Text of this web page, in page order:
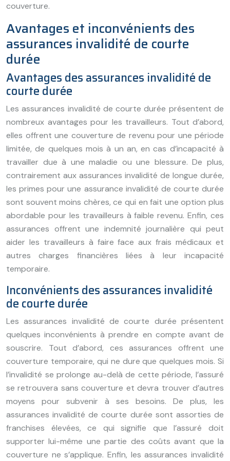
couverture.
Avantages et inconvénients des
assurances invalidité de courte
durée
Avantages des assurances invalidité de
courte durée
Les assurances invalidité de courte durée présentent de
nombreux avantages pour les travailleurs. Tout d’abord,
elles offrent une couverture de revenu pour une période
limitée, de quelques mois à un an, en cas d’incapacité à
travailler due à une maladie ou une blessure. De plus,
contrairement aux assurances invalidité de longue durée,
les primes pour une assurance invalidité de courte durée
sont souvent moins chères, ce qui en fait une option plus
abordable pour les travailleurs à faible revenu. Enfin, ces
assurances offrent une indemnité journalière qui peut
aider les travailleurs à faire face aux frais médicaux et
autres charges financières liées à leur incapacité
temporaire.
Inconvénients des assurances invalidité
de courte durée
Les assurances invalidité de courte durée présentent
quelques inconvénients à prendre en compte avant de
souscrire. Tout d’abord, ces assurances offrent une
couverture temporaire, qui ne dure que quelques mois. Si
l’invalidité se prolonge au-delà de cette période, l’assuré
se retrouvera sans couverture et devra trouver d’autres
moyens pour subvenir à ses besoins. De plus, les
assurances invalidité de courte durée sont assorties de
franchises élevées, ce qui signifie que l’assuré doit
supporter lui-même une partie des coûts avant que la
couverture ne s’applique. Enfin, les assurances invalidité